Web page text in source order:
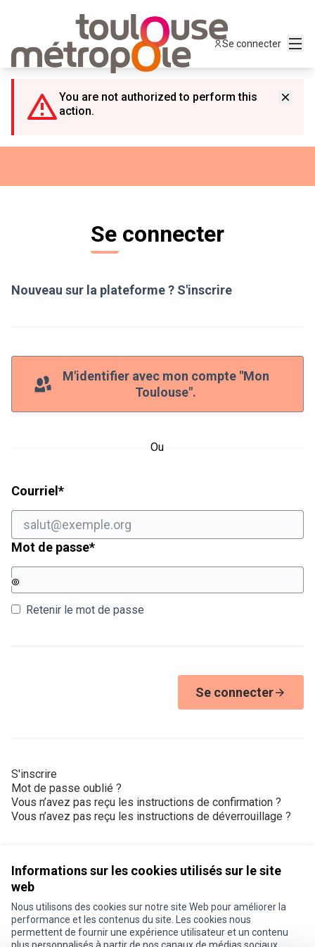
Informations sur les cookies utilisés sur le site
web
Nous utilisons des cookies sur notre site Web pour améliorer la
performance et les contenus du site. Les cookies nous
permettent de fournir une expérience utilisateur et un contenu
Se connecter
You are not authorized to perform this
action.
Se connecter
Nouveau sur la plateforme ? S'inscrire
M'identifier avec mon compte "Mon
Toulouse".
Ou
Courriel *Champ obligatoire
Mot de passe*Champ obligatoire
Retenir le mot de passe
Se connecter
S'inscrire
Mot de passe oublié ?
Vous n’avez pas reçu les instructions de confirmation ?
Vous n’avez pas reçu les instructions de déverrouillage ?
Conditions d'utilisation
Paramètres des cookies
Je participe ! sur X
Je participe ! sur Facebook
Je participe ! sur Instagram